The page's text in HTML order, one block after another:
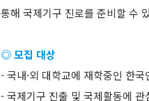
통해 국제기구 진로를 준비할 수
◎ 모집 대상
- 국내·외 대학교에 재학중인 한
- 국제기구 진출 및 국제활동에 관